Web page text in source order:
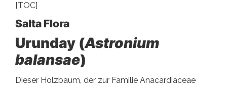
[TOC]
Salta Flora
Urunday (Astronium
balansae)
Dieser Holzbaum, der zur Familie Anacardiaceae